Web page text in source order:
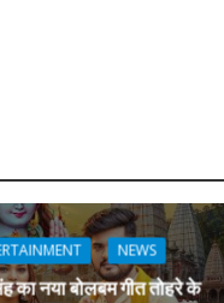
शुरू करेंगे प्रेमचंद्र झा
NEWS
का नया बोलबम गीत तोहरे के